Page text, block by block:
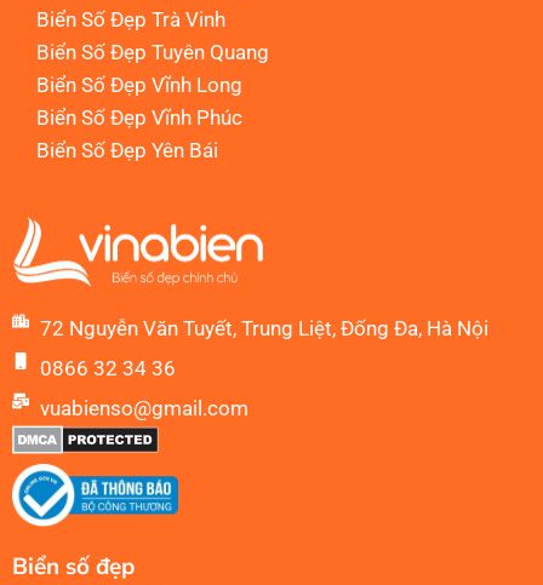
Biển Số Đẹp Trà Vinh
Biển Số Đẹp Tuyên Quang
Biển Số Đẹp Vĩnh Long
Biển Số Đẹp Vĩnh Phúc
Biển Số Đẹp Yên Bái
72 Nguyễn Văn Tuyết, Trung Liệt, Đống Đa, Hà Nội
0866 32 34 36
vuabienso@gmail.com
Biển số đẹp